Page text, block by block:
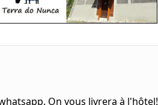
On vous livrera à l'hôtel!